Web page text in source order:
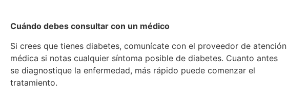
Cuándo debes consultar con un médico
Si crees que tienes diabetes, comunícate con el proveedor de atención
médica si notas cualquier síntoma posible de diabetes. Cuanto antes
se diagnostique la enfermedad, más rápido puede comenzar el
tratamiento.